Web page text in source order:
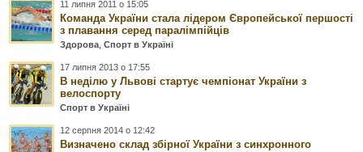
11 липня 2011 о 15:05
Команда України стала лідером Європейської першості
з плавання серед паралімпійців
Здорова ,Спорт в Україні
17 липня 2013 о 17:55
В неділю у Львові стартує чемпіонат України з
велоспорту
Спорт в Україні
12 серпня 2014 о 12:42
Визначено склад збірної України з синхронного